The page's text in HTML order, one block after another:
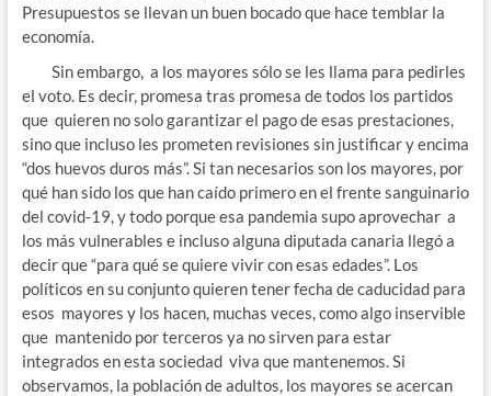
Presupuestos se llevan un buen bocado que hace temblar la
economía.
Sin embargo, a los mayores sólo se les llama para pedirles
el voto. Es decir, promesa tras promesa de todos los partidos
que quieren no solo garantizar el pago de esas prestaciones,
sino que incluso les prometen revisiones sin justificar y encima
“dos huevos duros más”. Si tan necesarios son los mayores, por
qué han sido los que han caído primero en el frente sanguinario
del covid-19, y todo porque esa pandemia supo aprovechar a
los más vulnerables e incluso alguna diputada canaria llegó a
decir que “para qué se quiere vivir con esas edades”. Los
políticos en su conjunto quieren tener fecha de caducidad para
esos mayores y los hacen, muchas veces, como algo inservible
que mantenido por terceros ya no sirven para estar
integrados en esta sociedad viva que mantenemos. Si
observamos, la población de adultos, los mayores se acercan